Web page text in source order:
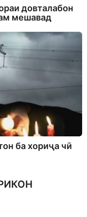
довталабон
мешавад
ба хориҷа чӣ